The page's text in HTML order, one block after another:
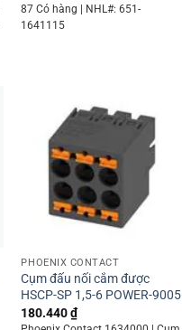
87 Có hàng | NHL#: 651-
1641115
PHOENIX CONTACT
Cụm đấu nối cắm được
HSCP-SP 1,5-6 POWER-9005
180.440₫